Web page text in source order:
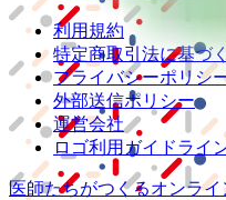
利用規約
特定商取引法に基づ
プライバシーポリシ
外部送信ポリシー
運営会社
ロゴ利用ガイドライ
医師たちがつくるオンラ